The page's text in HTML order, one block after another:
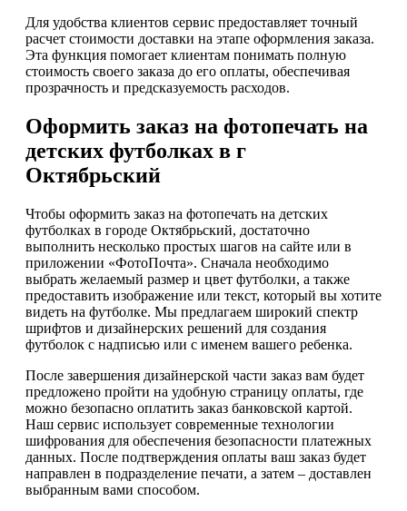
Для удобства клиентов сервис предоставляет точный
расчет стоимости доставки на этапе оформления заказа.
Эта функция помогает клиентам понимать полную
стоимость своего заказа до его оплаты, обеспечивая
прозрачность и предсказуемость расходов.
Оформить заказ на фотопечать на
детских футболках в г
Октябрьский
Чтобы оформить заказ на фотопечать на детских
футболках в городе Октябрьский, достаточно
выполнить несколько простых шагов на сайте или в
приложении «ФотоПочта». Сначала необходимо
выбрать желаемый размер и цвет футболки, а также
предоставить изображение или текст, который вы хотите
видеть на футболке. Мы предлагаем широкий спектр
шрифтов и дизайнерских решений для создания
футболок с надписью или с именем вашего ребенка.
После завершения дизайнерской части заказ вам будет
предложено пройти на удобную страницу оплаты, где
можно безопасно оплатить заказ банковской картой.
Наш сервис использует современные технологии
шифрования для обеспечения безопасности платежных
данных. После подтверждения оплаты ваш заказ будет
направлен в подразделение печати, а затем – доставлен
выбранным вами способом.